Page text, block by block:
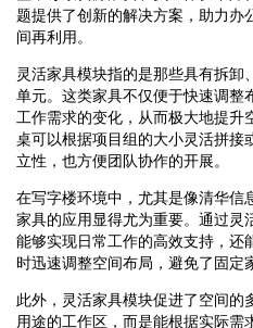
题提供了创新的解决方案，助力办
间再利用。
灵活家具模块指的是那些具有拆
单元。这类家具不仅便于快速调整
工作需求的变化，从而极大地提升
桌可以根据项目组的大小灵活拼接
立性，也方便团队协作的开展。
在写字楼环境中，尤其是像清华信
家具的应用显得尤为重要。通过灵
能够实现日常工作的高效支持，还
时迅速调整空间布局，避免了固定
此外，灵活家具模块促进了空间的
用途的工作区，而是能根据实际